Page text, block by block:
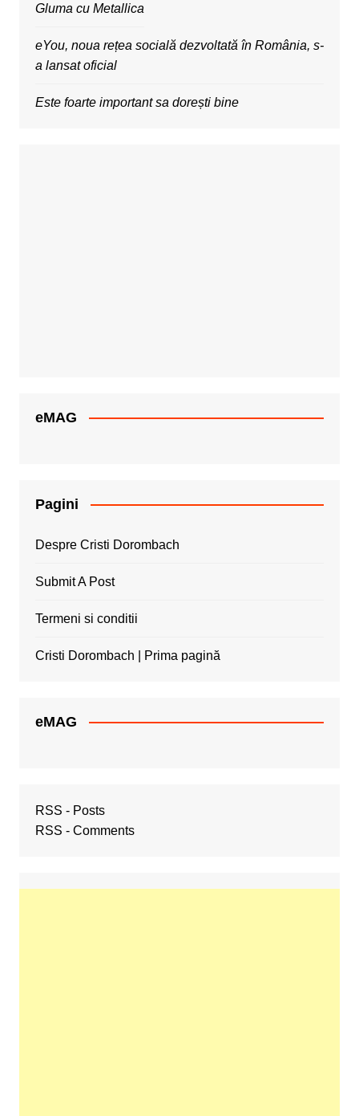
Gluma cu Metallica
eYou, noua rețea socială dezvoltată în România, s-
a lansat oficial
Este foarte important sa dorești bine
eMAG
Pagini
Despre Cristi Dorombach
Submit A Post
Termeni si conditii
Cristi Dorombach | Prima pagină
eMAG
RSS - Posts
RSS - Comments